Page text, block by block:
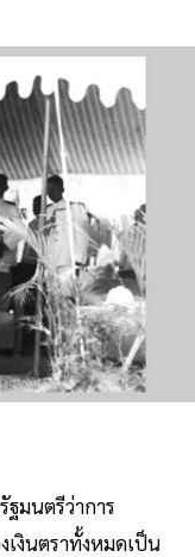
มนตรีว่าการ
เงินตราทั้งหมดเป็น